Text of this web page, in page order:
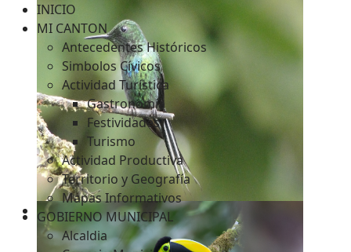
INICIO
MI CANTON
Antecedentes Históricos
Simbolos Cívicos
Actividad Turística
Gastronomía
Festividades
Turismo
Actividad Productiva
Territorio y Geografía
Mapas Informativos
GOBIERNO MUNICIPAL
Alcaldia